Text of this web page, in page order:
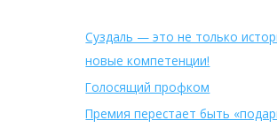
Суздаль — это не только
новые компетенции!
Голосящий профком
Премия перестает быть